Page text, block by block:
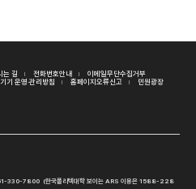
는 길 전화번호안내 이메일무단수집거부
기 운영·관리방침 홈페이지오류신고 민원광장
330-7800 (한국폴리텍대학 보이는 ARS 이용은 1588-228